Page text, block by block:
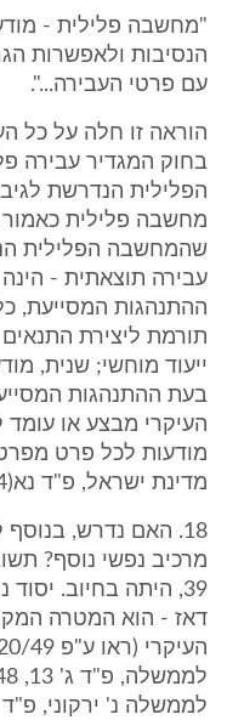
"מחשבה פלילית -
הנסיבות ולאפשרות
עם פרטי העבירה...".
הוראה זו חלה על כל
בחוק המגדיר עבירה
הפלילית הנדרשת
מחשבה פלילית
שהמחשבה הפלילית
עבירה תוצאתית -
ההתנהגות המסייעת,
תורמת ליצירת
ייעוד מוחשי; שנית,
בעת ההתנהגות
העיקרי מבצע או
מדינת ישראל, פ"ד נא(4) 221, 238).
18. האם נדרש,
מרכיב נפשי נוסף?
39, היתה בחיוב.
דאז - הוא המטרה